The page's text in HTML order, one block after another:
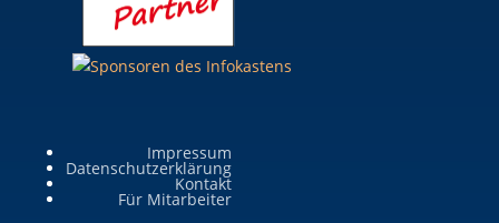
Impressum
Datenschutzerklärung
Kontakt
Für Mitarbeiter